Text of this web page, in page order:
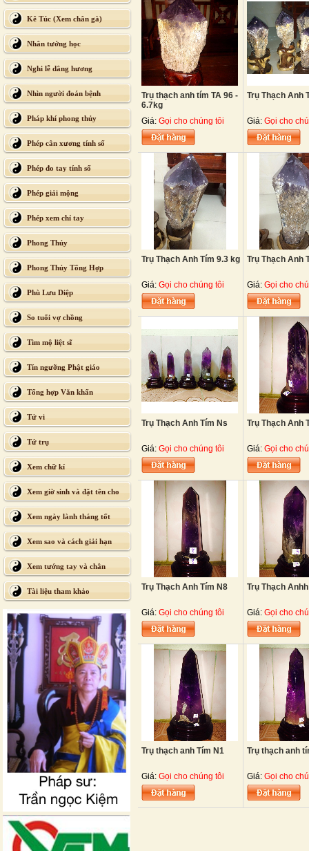
Kê Túc (Xem chân gà)
Nhân tướng học
Nghi lễ dâng hương
Nhìn người đoán bệnh
Pháp khí phong thủy
Phép cân xương tính số
Phép đo tay tính số
Phép giải mộng
Phép xem chỉ tay
Phong Thủy
Phong Thủy Tổng Hợp
Phù Lưu Diệp
So tuổi vợ chồng
Tìm mộ liệt sĩ
Tín ngưỡng Phật giáo
Tổng hợp Văn khấn
Tử vi
Tứ trụ
Xem chữ kí
Xem giờ sinh và đặt tên cho
con
Xem ngày lành tháng tốt
Xem sao và cách giải hạn
Xem tướng tay và chân
Tài liệu tham khảo
Trụ thạch anh tím TA 96 -
6.7kg
Giá: Gọi cho chúng tôi
Trụ Thạch Anh
Giá: Gọi cho
Trụ Thạch Anh Tím 9.3 kg
Giá: Gọi cho chúng tôi
Trụ Thạch Anh
Giá: Gọi cho
Trụ Thạch Anh Tím Ns
Giá: Gọi cho chúng tôi
Trụ Thạch Anh
Giá: Gọi cho
Trụ Thạch Anh Tím N8
Giá: Gọi cho chúng tôi
Trụ Thạch
Giá: Gọi cho
Trụ thạch anh Tím N1
Giá: Gọi cho chúng tôi
Trụ thạch anh
Giá: Gọi cho